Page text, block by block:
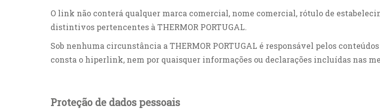
O link não conterá qualquer marca comercial, nome comercial, rótulo de
distintivos pertencentes à THERMOR PORTUGAL.
Sob nenhuma circunstância a THERMOR PORTUGAL é responsável pelos
consta o hiperlink, nem por quaisquer informações ou declarações incluídas nas
Proteção de dados pessoais